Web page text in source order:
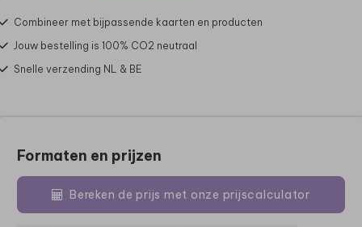
Combineer met bijpassende kaarten en producten
Jouw bestelling is 100% CO2 neutraal
Snelle verzending NL & BE
Formaten en prijzen
Bereken de prijs met onze prijscalculator